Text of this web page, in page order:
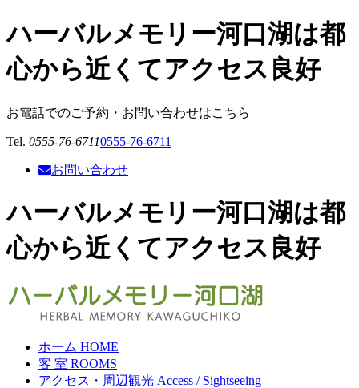
ハーバルメモリー河口湖は都
心から近くてアクセス良好
お電話でのご予約・お問い合わせはこちら
Tel. 0555-76-67110555-76-6711
お問い合わせ
ハーバルメモリー河口湖は都
心から近くてアクセス良好
ホーム HOME
客 室 ROOMS
アクセス・周辺観光 Access / Sightseeing